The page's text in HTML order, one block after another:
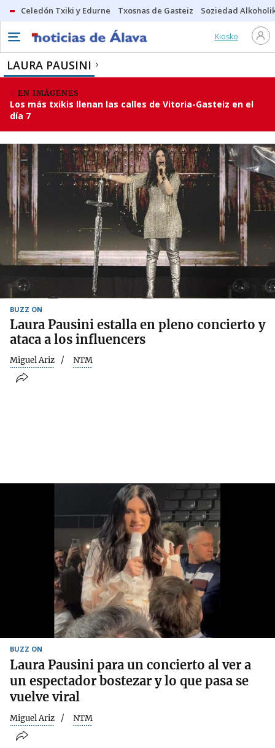
Celedón Txiki y Edurne Txosnas de Gasteiz Soziedad
Kiosko
LAURA PAUSINI
EN IMÁGENES
Los más txikis llenan las calles de Vitoria-Gasteiz en el
día 7
BUZZ ON
Laura Pausini estalla en pleno concierto y
ataca a los influencers
Miguel Ariz NTM
BUZZ ON
Laura Pausini para un concierto al ver a
un espectador bostezar y lo que pasa se
vuelve viral
Miguel Ariz NTM